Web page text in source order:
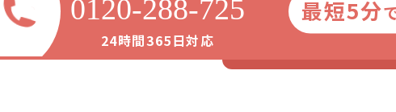
0120-288-725
24時間365日対応
最短5分